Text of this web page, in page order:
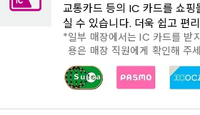
교통카드 등의 IC 카드를 쇼
실 수 있습니다. 더욱 쉽고 편
일부 매장에서는 IC 카드를 받
용은 매장 직원에게 확인해 주